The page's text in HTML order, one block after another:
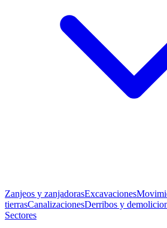
Zanjeos y zanjadorasExcavaciones
tierrasCanalizacionesDerribos y
Sectores